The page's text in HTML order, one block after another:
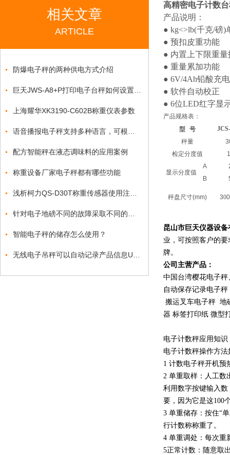
相关文章
ARTICLE
防爆电子秤的两种供电方式介绍
上海耀华XK3190-C602B称重仪表参数
配方智能秤在液态调味料的应用案例
称重设备厂家电子秤都有哪些功能
智能电子秤的储存怎么使用？
高精密电子计数
产品说明：
● kg<>lb(千克/磅)
● 预扣皮重功能
● 内置上下限重
● 重量累加功能
● 6V/4Ah铅酸充
● 软件自动校正
● 6位LED红字显
产品规格表：
型
号
秤量
检定分度值
显示分度值
A
B
秤盘尺寸(mm) 30
昆山市巨天仪器设备
业，可按照客户的
牌。
公司主营产品：
中国台湾樱花电子
自动保存记录电子秤
搬运叉车电子秤 地
器 标签打印纸 微型
电子计数秤应用知识
电子计数秤操作方法
1 计数电子秤开机预
2 单重取样：人工数
利用数字按键输入
要，因为它是这100
3 单重储存：按住“
行计数称称重了。
4 单重调处：每次重
5正常计数：随意取